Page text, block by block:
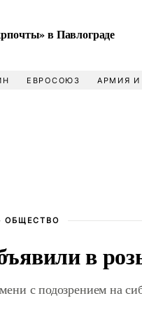
в Павлограде
ЕВРОСОЮЗ АРМИЯ
ОБЩЕСТВО
в
с подозрением на